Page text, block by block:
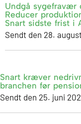
Undgå sygefravær
Reducer
Snart sidste frist i
Sendt den 28.
Snart kræver
branchen før
Sendt den 25. juni